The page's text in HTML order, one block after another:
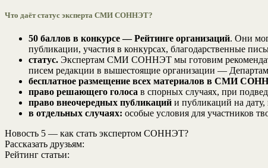
Что даёт статус эксперта СМИ СОННЭТ?
50 баллов в конкурсе — Рейтинге организаций. Они
публикации, участия в конкурсах, благодарственные
статус. Экспертам СМИ СОННЭТ мы готовим
писем редакции в вышестоящие организации —
бесплатное размещение всех материалов в СМИ
право решающего голоса в спорных случаях, при
право внеочередных публикаций и публикаций на
в отдельных случаях: особые условия для участников
Новость 5 — как стать экспертом СОННЭТ?
Рассказать друзьям:
Рейтинг статьи: